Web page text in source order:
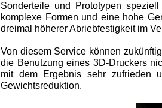
Sonderteile und Prototypen
komplexe Formen und eine hohe
dreimal höherer Abriebfestigkeit im
Von diesem Service können
die Benutzung eines 3D-Druckers
mit dem Ergebnis sehr zufrieden
Gewichtsreduktion.